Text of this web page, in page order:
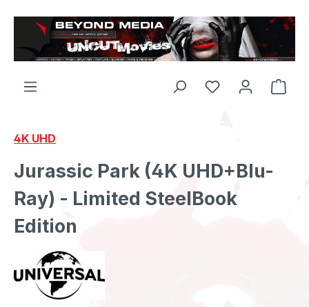
Zum Hauptinhalt springen
4K UHD
Jurassic Park (4K UHD+Blu-
Ray) - Limited SteelBook
Edition